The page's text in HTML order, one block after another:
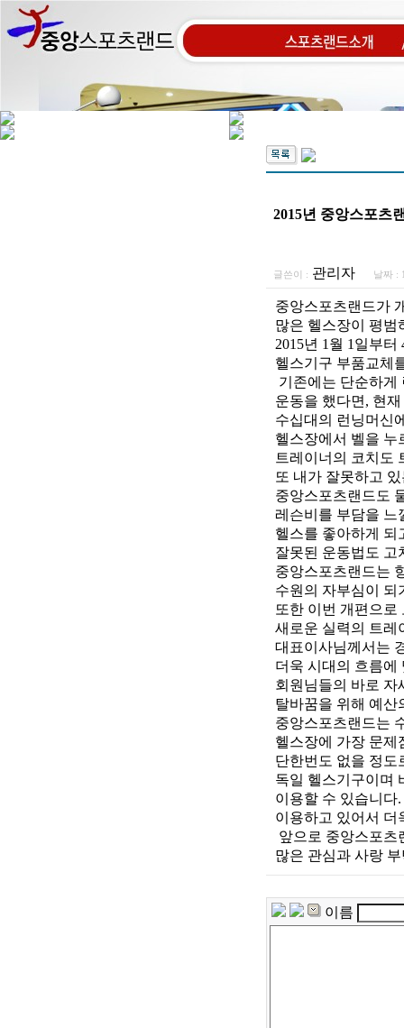
2015년 중앙스포츠
글쓴이 : 관리자 날짜 :
중앙스포츠랜드가
많은 헬스장이 평범
2015년 1월 1일부
헬스기구 부품교체
기존에는 단순하게
운동을 했다면, 현
수십대의 런닝머신
헬스장에서 벨을
트레이너의 코치도
또 내가 잘못하고
중앙스포츠랜드도
레슨비를 부담을 느
헬스를 좋아하게 되
잘못된 운동법도 고
중앙스포츠랜드는
수원의 자부심이 되
또한 이번 개편으로
새로운 실력의 트레
대표이사님께서는
더욱 시대의 흐름에
회원님들의 바로 자
탈바꿈을 위해 예산
중앙스포츠랜드는
헬스장에 가장 문제
단한번도 없을 정도
독일 헬스기구이며
이용할 수 있습니다
이용하고 있어서 더
앞으로 중앙스포츠
많은 관심과 사랑
이름